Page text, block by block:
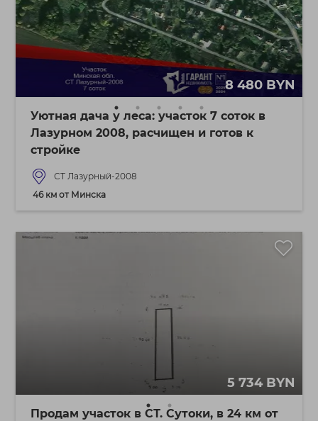
8 480 BYN
Уютная дача у леса: участок 7 соток в
Лазурном 2008, расчищен и готов к
стройке
СТ Лазурный-2008
46 км от Минска
5 734 BYN
Продам участок в СТ. Сутоки, в 24 км от